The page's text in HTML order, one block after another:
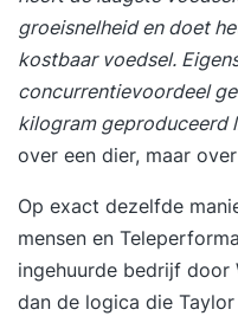
• Schrijven van een
Je sluit deze module
marketingplan en
persona. Module 3: Human Resource
Management (6
diversiteit • EVP,
prestatiegericht
aanpassingen in je
afsluiting van de
groeisnelheid en doet
kostbaar voedsel.
concurrentievoordeel
kilogram geproduceerd
over een dier, maar
Op exact dezelfde
mensen en
ingehuurde bedrijf door
dan de logica die